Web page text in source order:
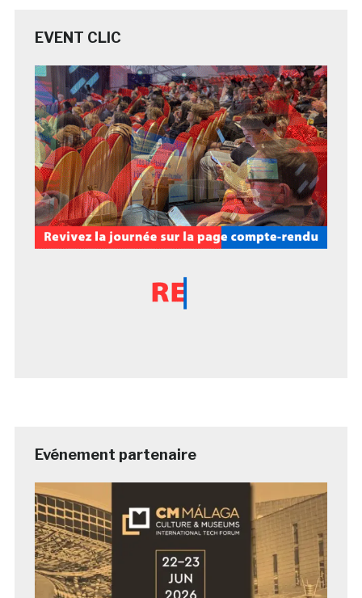
EVENT CLIC
Evénement partenaire